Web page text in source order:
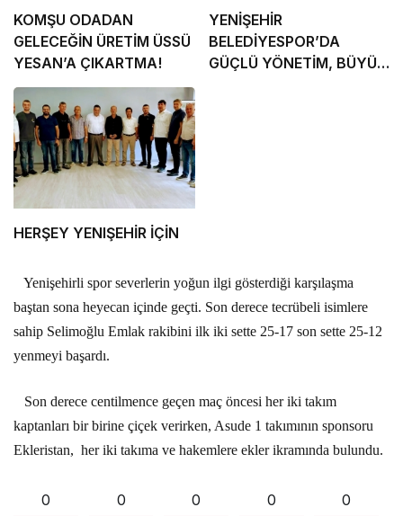
KOMŞU ODADAN
GELECEĞİN ÜRETİM ÜSSÜ
YESAN’A ÇIKARTMA!
YENİŞEHİR
BELEDİYESPOR’DA
GÜÇLÜ YÖNETİM, BÜYÜK
HERŞEY YENIŞEHİR İÇİN
Yenişehirli spor severlerin yoğun ilgi gösterdiği karşılaşma
baştan sona heyecan içinde geçti. Son derece tecrübeli isimlere
sahip Selimoğlu Emlak rakibini ilk iki sette 25-17 son sette 25-12
yenmeyi başardı.
Son derece centilmence geçen maç öncesi her iki takım
kaptanları bir birine çiçek verirken, Asude 1 takımının sponsoru
Ekleristan, her iki takıma ve hakemlere ekler ikramında bulundu.
0 0 0 0 0